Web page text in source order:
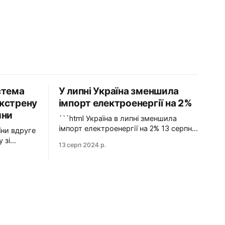
зі
раз
У липні Україна зменшила
імпорт електроенергії на 2%
```html Україна в липні зменшила
імпорт електроенергії на 2% 13 серпня
електроенергії в Україні зменшився на
13 серп 2024 р.